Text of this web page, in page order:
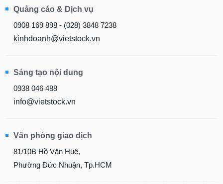
Quảng cáo & Dịch vụ
0908 169 898 - (028) 3848 7238
kinhdoanh@vietstock.vn
Sáng tạo nội dung
0938 046 488
info@vietstock.vn
Văn phòng giao dịch
81/10B Hồ Văn Huê,
Phường Đức Nhuận, Tp.HCM